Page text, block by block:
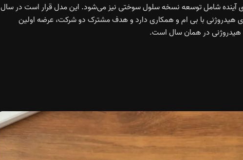
آینده شامل توسعه نسخه سلول سوختی نیز می‌شود. این مدل قرار است در سال
هیدروژنی با بی ام و همکاری دارد و هدف مشترک دو شرکت، عرضه اولین